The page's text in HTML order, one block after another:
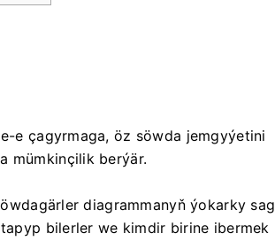
e çagyrmaga, öz söwda jemgyýetini
mümkinçilik berýär.
diagrammanyň ýokarky sag
bilerler we kimdir birine ibermek